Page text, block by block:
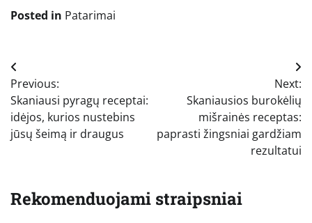
Posted in Patarimai
Navigacija
tarp
įrašų
Previous:
Skaniausi pyragų receptai:
idėjos, kurios nustebins
jūsų šeimą ir draugus
Next:
Skaniausios burokėlių
mišrainės receptas:
paprasti žingsniai gardžiam
rezultatui
Rekomenduojami straipsniai